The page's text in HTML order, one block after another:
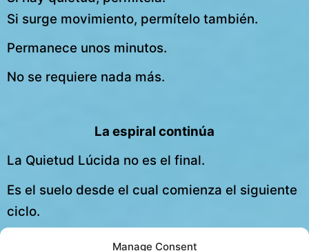
Manage Consent
Si surge movimiento, permítelo también.
Permanece unos minutos.
No se requiere nada más.
La espiral continúa
La Quietud Lúcida no es el final.
Es el suelo desde el cual comienza el siguiente
ciclo.
Desde el descanso, la respiración volverá a